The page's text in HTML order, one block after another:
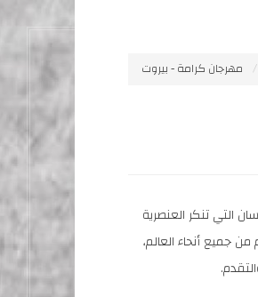
مهرجان كرامة - بيروت
التي تنكر العنصرية
جميع أنحاء العالم،